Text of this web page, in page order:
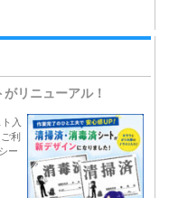
リニューアル！
入
利
ー